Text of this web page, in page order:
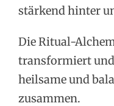
stärkend hinter
Die Ritual-
transformiert
heilsame und
zusammen.